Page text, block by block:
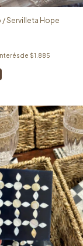
Servilleta Hope
de $1.885